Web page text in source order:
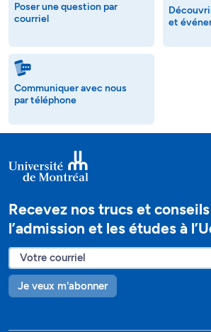
Poser une question par
courriel
et
Communiquer avec nous
par téléphone
Recevez nos trucs et
l’admission et les études à
Je veux m'abonner